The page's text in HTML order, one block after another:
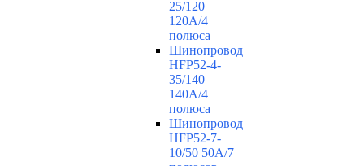
25/120
120А/4
полюса
Шинопровод
HFP52-4-
35/140
140А/4
полюса
Шинопровод
HFP52-7-
10/50 50А/7